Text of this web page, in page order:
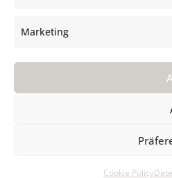
Marketing
Cookie Policy